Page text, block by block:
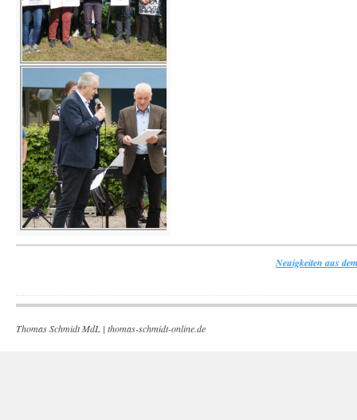
Neuigkeiten aus
Thomas Schmidt MdL | thomas-schmidt-online.de